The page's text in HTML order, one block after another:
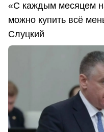
«С каждым месяцем
можно купить всё
Слуцкий